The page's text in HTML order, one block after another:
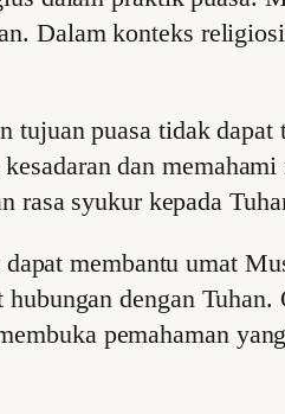
Dalam konteks
tujuan puasa tidak
dan
rasa syukur kepada
membantu umat
dengan
pemahaman